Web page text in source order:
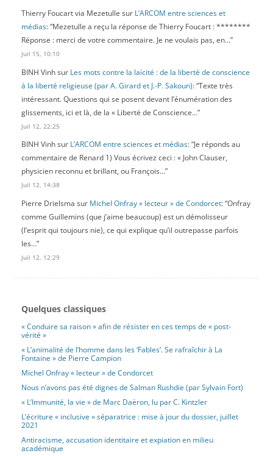
Thierry Foucart via Mezetulle sur L’ARCOM entre sciences et
médias: “Mezetulle a reçu la réponse de Thierry Foucart : ********
Réponse : merci de votre commentaire. Je ne voulais pas, en…”
Juil 15, 10:10
BINH Vinhsur Les mots contre la laïcité : de la liberté de conscience
à la liberté religieuse (par A. Girard et J.-P. Sakoun): “Texte très
intéressant. Questions qui se posent devant l’énumération des
glissements, ici et là, de la « Liberté de Conscience…”
Juil 12, 22:25
BINH Vinhsur L’ARCOM entre sciences et médias: “Je réponds au
commentaire de Renard 1) Vous écrivez ceci : « John Clauser,
physicien reconnu et brillant, ou François…”
Juil 12, 14:38
Pierre Drielsma sur Michel Onfray « lecteur » de Condorcet: “Onfray
comme Guillemins (que j’aime beaucoup) est un démolisseur
(l’esprit qui toujours nie), ce qui explique qu’il outrepasse parfois
les…”
Juil 12, 12:29
Quelques classiques
« Conduire sa raison » afin de résister en ces temps de « post-
vérité »
« L’animalité de l’homme dans les ‘Fables’. Se rafraîchir à La
Fontaine » de Pierre Campion
Michel Onfray « lecteur » de Condorcet
Nous n’avons pas été dignes de Salman Rushdie (par Sylvain Fort)
« L’Immunité, la vie » de Marc Daëron, lu par C. Kintzler
L’écriture « inclusive » séparatrice : mise à jour du dossier, juillet
2021
Antiracisme, accusation identitaire et expiation en milieu
académique